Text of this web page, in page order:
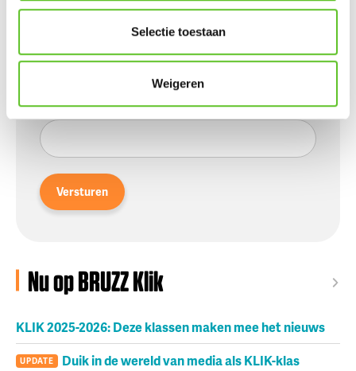
Selectie toestaan
Weigeren
E-mailadres:
Gemeente:
Versturen
Nu op BRUZZ Klik
KLIK 2025-2026: Deze klassen maken mee het nieuws
UPDATE
Duik in de wereld van media als KLIK-klas